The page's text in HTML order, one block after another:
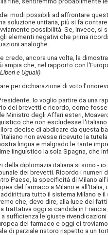
modi possibili ad affrontare
soluzione unitaria, più si fa
possibilità. Se, invece,
elementi negativi che prima
analoghe.
credo, ancora una volta, la
ampia che, nel rapporto con
e Uguali).
per dichiarazione di voto
Io voglio partire da una
dei brevetti e ricordo, come
Ministro degli Affari esteri,
che non escludesse
decise di abdicare da questa
non avesse ricevuto la
lingua e malgrado le tante
linguistico la sola Spagna, che
della diplomazia italiana si sono -
dei brevetti. Ricordo i numeri
Paese, la specificità di Milano
del farmaco a Milano e
tutto il sistema Milano e
che, devo dire, alla luce dei
trattativa oggi si candida in
sufficienza le giuste
del farmaco e oggi ci
di parziale ristoro rispetto a un